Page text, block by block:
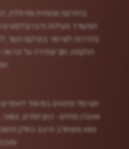
בהזרקה שטחית ומדוללת,
המעודד פעילות פיברובלסטים
בהדרגה לשיפור במרקם העור,
הרקמה, תוך שמירה על מראה
הטיפול מתאים במיוחד
ואובדן נפחים- כגון הפנים,
והוא משתלב היטב כחלק